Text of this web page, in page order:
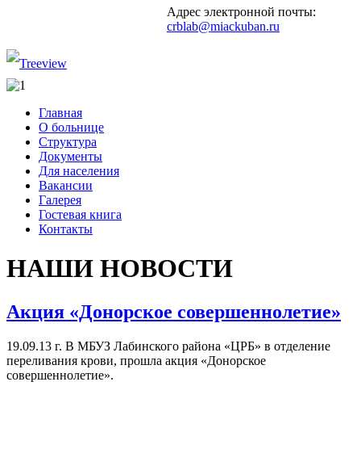
Адрес электронной почты:
crblab@miackuban.ru
Главная
О больнице
Структура
Документы
Для населения
Вакансии
Галерея
Гостевая книга
Контакты
НАШИ НОВОСТИ
Акция «Донорское совершеннолетие»
19.09.13 г. В МБУЗ Лабинского района «ЦРБ» в отделение
переливания крови, прошла акция «Донорское
совершеннолетие».